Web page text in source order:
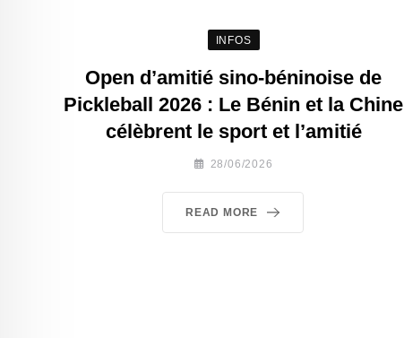
INFOS
Open d’amitié sino-béninoise de
Pickleball 2026 : Le Bénin et la Chine
célèbrent le sport et l’amitié
28/06/2026
READ MORE